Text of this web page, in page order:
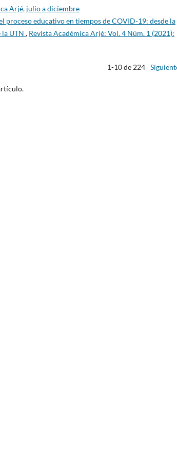
Arjé, julio a diciembre
proceso educativo en tiempos de COVID-19: desde la
UTN , Revista Académica Arjé: Vol. 4 Núm. 1 (2021):
1-10 de 224